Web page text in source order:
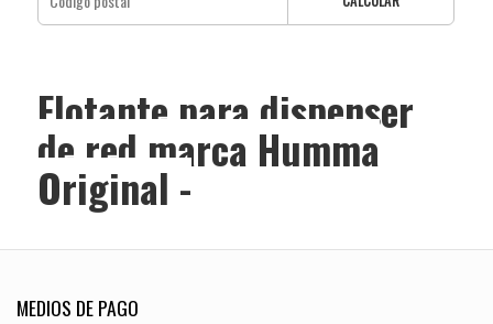
Flotante para dispenser
de red marca Humma
Original -
MEDIOS DE PAGO